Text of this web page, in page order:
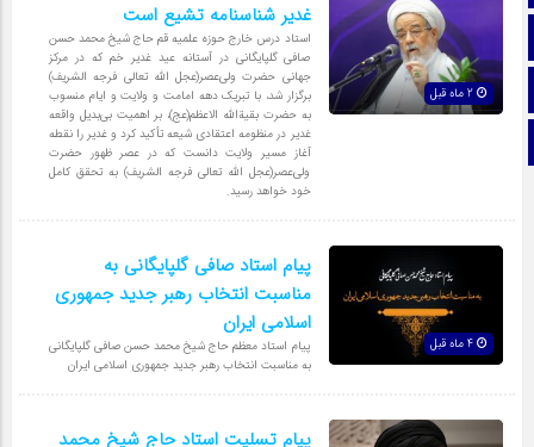
اینستاگرام
غدیر شناسنامه تشیع است
استاد درس خارج حوزه علمیه قم حاج شیخ محمد حسن
صافی گلپایگانی در آستانه عید غدیر خم که در مرکز
جهانی حضرت ولی‌عصر(عجل الله تعالی فرجه الشریف)
برگزار شد، با تبریک دهه امامت و ولایت و ایام منسوب
به حضرت بقیةالله الاعظم(عج)، بر اهمیت بی‌بدیل واقعه
غدیر در منظومه اعتقادی شیعه تأکید کرد و غدیر را نقطه
آغاز مسیر ولایت دانست که در عصر ظهور حضرت
ولی‌عصر(عجل الله تعالی فرجه الشریف) به تحقق کامل
خود خواهد رسید.
پیام استاد صافی گلپایگانی به
مناسبت انتخاب رهبر جدید جمهوری
اسلامی ایران
پیام استاد معظم حاج شیخ محمد حسن صافی گلپایگانی
به مناسبت انتخاب رهبر جدید جمهوری اسلامی ایران
پیام تسلیت استاد حاج شیخ محمد